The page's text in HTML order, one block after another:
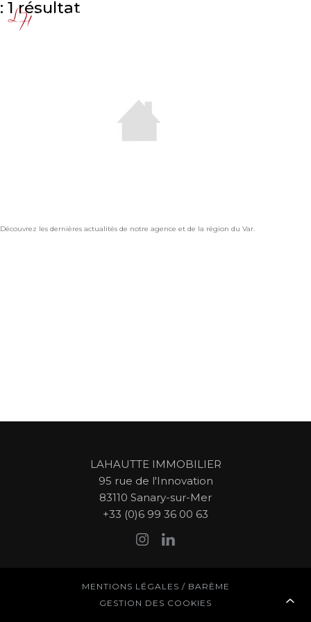
: 1 résultat
Découvrez les dernières actualités de notre agence et de la région du Var.
LAHAUTTE IMMOBILIER
95 rue de l'Innovation
83110 Sanary-sur-Mer
+33 (0)6 99 36 00 63
MENTIONS LÉGALES / BARÈME
GESTION DES COOKIES